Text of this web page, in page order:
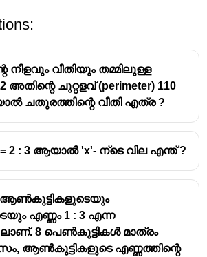
നീളവും വീതിയും തമ്മിലുള്ള
ചുറ്റളവ് (perimeter) 110
ചതുരത്തിന്റെ വീതി എത്ര ?
= 2 : 3 ആയാൽ 'x'- ന്ടെ വില എന്ത് ?
ആൺകുട്ടികളുടെയും
എണ്ണം 1 : 3 എന്ന
8 പെൺകുട്ടികൾ മാത്രം
ആൺകുട്ടികളുടെ എണ്ണത്തിന്റെ